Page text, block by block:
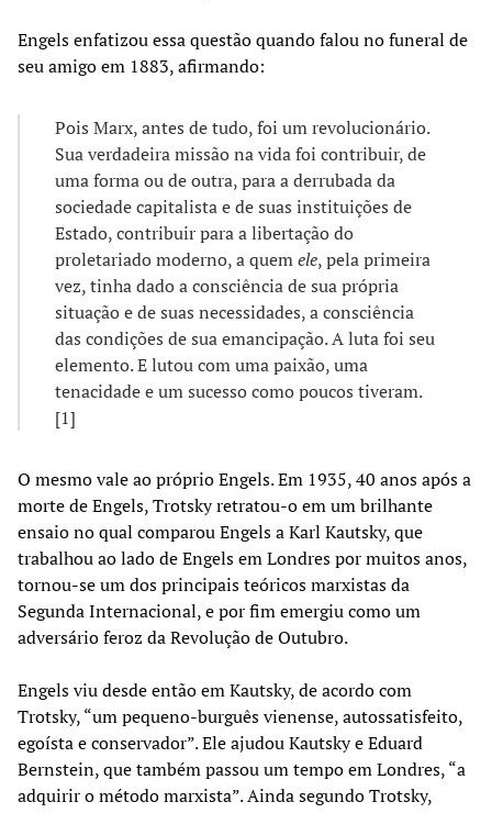
Engels enfatizou essa questão quando falou no funeral de
seu amigo em 1883, afirmando:
Pois Marx, antes de tudo, foi um revolucionário.
Sua verdadeira missão na vida foi contribuir, de
uma forma ou de outra, para a derrubada da
sociedade capitalista e de suas instituições de
Estado, contribuir para a libertação do
proletariado moderno, a quemele, pela primeira
vez, tinha dado a consciência de sua própria
situação e de suas necessidades, a consciência
das condições de sua emancipação. A luta foi seu
elemento. E lutou com uma paixão, uma
tenacidade e um sucesso como poucos tiveram.
[1]
O mesmo vale ao próprio Engels. Em 1935, 40 anos após a
morte de Engels, Trotsky retratou-o em um brilhante
ensaio no qual comparou Engels a Karl Kautsky, que
trabalhou ao lado de Engels em Londres por muitos anos,
tornou-se um dos principais teóricos marxistas da
Segunda Internacional, e por fim emergiu como um
adversário feroz da Revolução de Outubro.
Engels viu desde então em Kautsky, de acordo com
Trotsky, “um pequeno-burguês vienense, autossatisfeito,
egoísta e conservador”. Ele ajudou Kautsky e Eduard
Bernstein, que também passou um tempo em Londres, “a
adquirir o método marxista”. Ainda segundo Trotsky,